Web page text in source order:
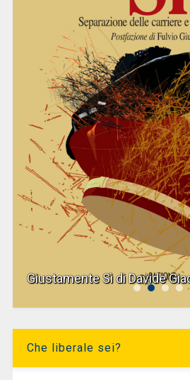
Giustamente Sì di Davide
Che liberale sei?